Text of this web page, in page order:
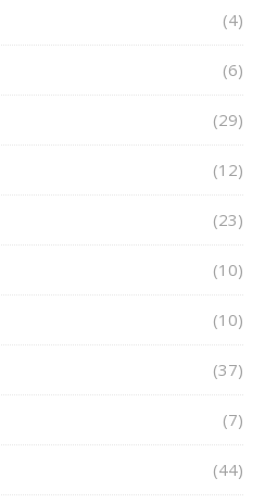
(4)
(6)
(29)
(12)
(23)
(10)
(10)
(37)
(7)
(44)